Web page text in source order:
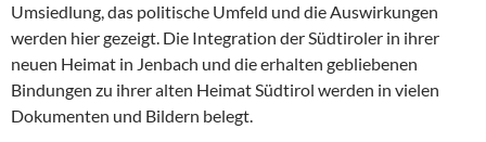
Umsiedlung, das politische Umfeld und die Auswirkungen
werden hier gezeigt. Die Integration der Südtiroler in ihrer
neuen Heimat in Jenbach und die erhalten gebliebenen
Bindungen zu ihrer alten Heimat Südtirol werden in vielen
Dokumenten und Bildern belegt.